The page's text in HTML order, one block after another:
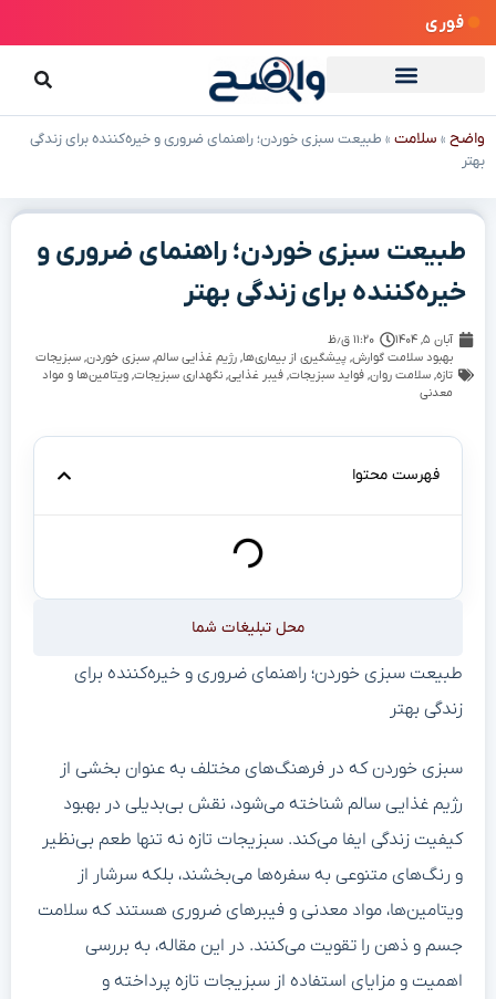
فوری
واضح » سلامت » طبیعت سبزی خوردن؛ راهنمای ضروری و خیره‌کننده برای زندگی
بهتر
طبیعت سبزی خوردن؛ راهنمای ضروری و
خیره‌کننده برای زندگی بهتر
آبان ۵, ۱۴۰۴
۱۱:۲۰ ق٫ظ
بهبود سلامت گوارش, پیشگیری از بیماری‌ها, رژیم غذایی سالم, سبزی خوردن, سبزیجات
تازه, سلامت روان, فواید سبزیجات, فیبر غذایی, نگهداری سبزیجات, ویتامین‌ها و مواد
معدنی
فهرست محتوا
محل تبلیغات شما
طبیعت سبزی خوردن؛ راهنمای ضروری و خیره‌کننده برای
زندگی بهتر
سبزی خوردن که در فرهنگ‌های مختلف به عنوان بخشی از
رژیم غذایی سالم شناخته می‌شود، نقش بی‌بدیلی در بهبود
کیفیت زندگی ایفا می‌کند. سبزیجات تازه نه تنها طعم بی‌نظیر
و رنگ‌های متنوعی به سفره‌ها می‌بخشند، بلکه سرشار از
ویتامین‌ها، مواد معدنی و فیبرهای ضروری هستند که سلامت
جسم و ذهن را تقویت می‌کنند. در این مقاله، به بررسی
اهمیت و مزایای استفاده از سبزیجات تازه پرداخته و